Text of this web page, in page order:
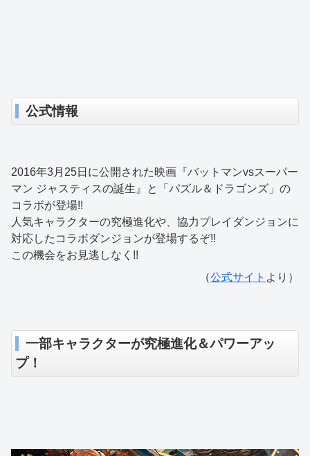
公式情報
2016年3月25日に公開された映画『バットマンvsスーパー
マン ジャスティスの誕生』と「パズル＆ドラゴンズ」の
コラボが登場!!
人気キャラクターの究極進化や、協力プレイダンジョンに
対応したコラボダンジョンが登場するぞ!!
この機会をお見逃しなく!!
（公式サイト より）
一部キャラクターが究極進化＆パワーアッ
プ！